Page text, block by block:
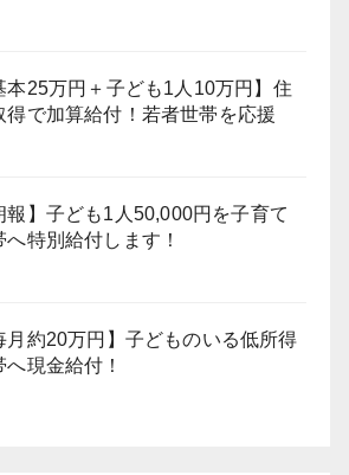
本25万円＋子ども1人10万円】住
得で加算給付！若者世帯を応援
報】子ども1人50,000円を子育て
へ特別給付します！
月約20万円】子どものいる低所得
へ現金給付！